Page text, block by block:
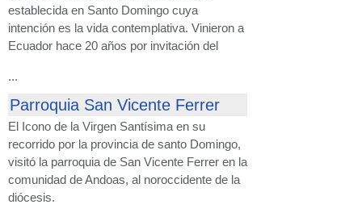
establecida en Santo Domingo cuya
intención es la vida contemplativa. Vinieron a
Ecuador hace 20 años por invitación del
...
Parroquia San Vicente Ferrer
El Icono de la Virgen Santísima en su
recorrido por la provincia de santo Domingo,
visitó la parroquia de San Vicente Ferrer en la
comunidad de Andoas, al noroccidente de la
diócesis.